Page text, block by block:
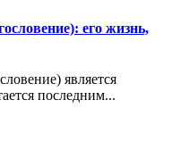
его жизнь,
является
последним...